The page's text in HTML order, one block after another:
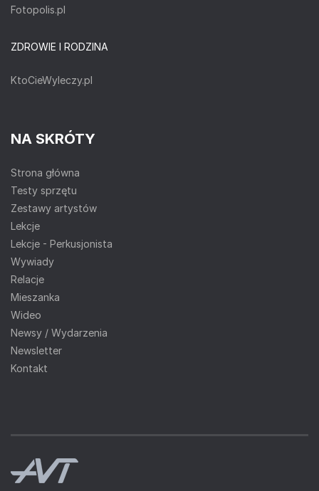
Fotopolis.pl
ZDROWIE I RODZINA
KtoCieWyleczy.pl
NA SKRÓTY
Strona główna
Testy sprzętu
Zestawy artystów
Lekcje
Lekcje - Perkusjonista
Wywiady
Relacje
Mieszanka
Wideo
Newsy / Wydarzenia
Newsletter
Kontakt